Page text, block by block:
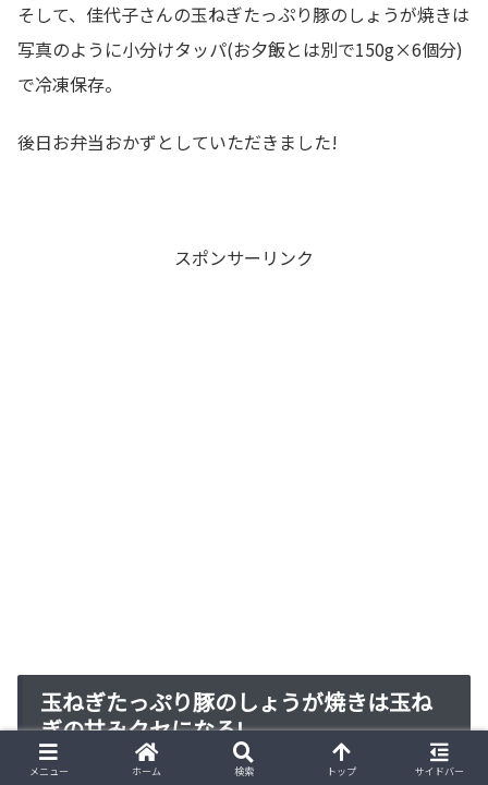
そして、佳代子さんの玉ねぎたっぷり豚のしょうが焼きは
写真のように小分けタッパ(お夕飯とは別で150g×6個分)
で冷凍保存。
後日お弁当おかずとしていただきました!
スポンサーリンク
玉ねぎたっぷり豚のしょうが焼きは玉ね
ぎの甘みクセになる!
メニュー ホーム 検索 トップ サイドバー